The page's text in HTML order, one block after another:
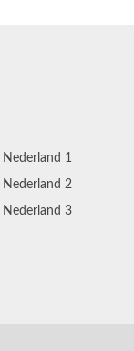
1
Nederland 2
Nederland 3